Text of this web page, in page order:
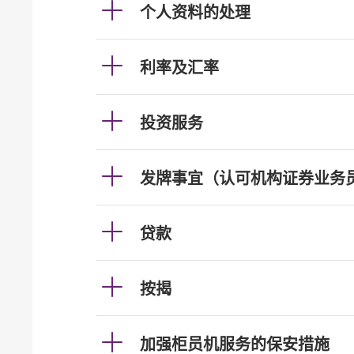
个人资料的处理
利率及汇率
投资服务
发牌事宜（认可机构证券业务
贷款
按揭
加强柜员机服务的保安措施